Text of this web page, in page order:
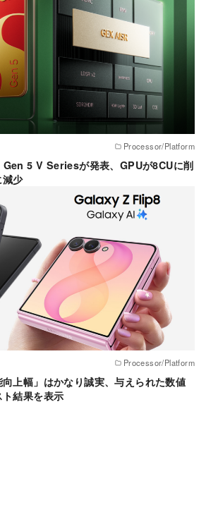
Processor/Platform
5 V Seriesが発表、GPUが8CUに削
少
Processor/Platform
上幅」はかなり誠実、与えられた数値
結果を表示